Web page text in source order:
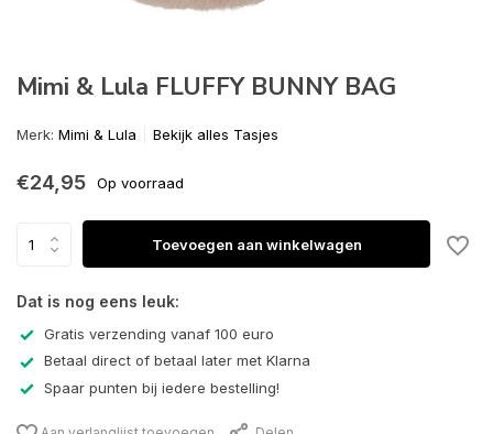
Mimi & Lula FLUFFY BUNNY BAG
Merk: Mimi & Lula Bekijk alles Tasjes
€24,95 Op voorraad
Toevoegen aan winkelwagen
Dat is nog eens leuk:
Gratis verzending vanaf 100 euro
Betaal direct of betaal later met Klarna
Spaar punten bij iedere bestelling!